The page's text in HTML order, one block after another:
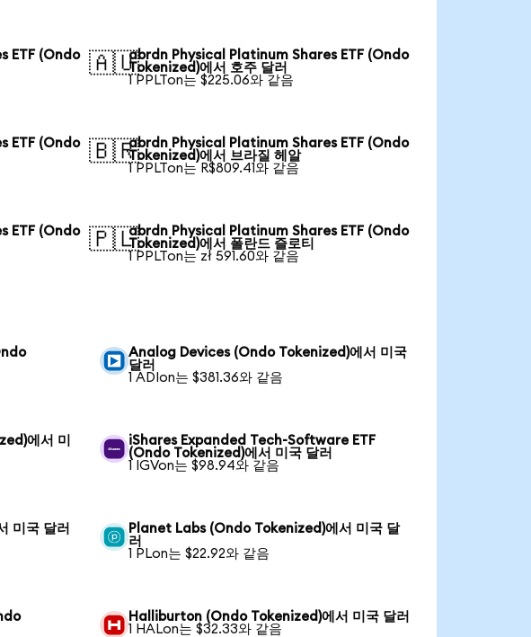
ETF (Ondo
🇦🇺abrdn Physical Platinum Shares ETF (Ondo
Tokenized)에서 호주 달러
1 PPLTon는 $225.06와 같음
ETF (Ondo
🇧🇷abrdn Physical Platinum Shares ETF (Ondo
Tokenized)에서 브라질 헤알
1 PPLTon는 R$809.41와 같음
ETF (Ondo
🇵🇱abrdn Physical Platinum Shares ETF (Ondo
Tokenized)에서 폴란드 즐로티
1 PPLTon는 zł 591.60와 같음
Analog Devices (Ondo Tokenized)에서 미국
달러
1 ADIon는 $381.36와 같음
에서 미
iShares Expanded Tech-Software ETF
(Ondo Tokenized)에서 미국 달러
1 IGVon는 $98.94와 같음
미국 달러
Planet Labs (Ondo Tokenized)에서 미국 달
러
1 PLon는 $22.92와 같음
Halliburton (Ondo Tokenized)에서 미국 달러
1 HALon는 $32.33와 같음